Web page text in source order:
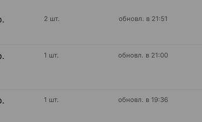
2 шт. обновл. в 21:51
1 шт. обновл. в 21:00
1 шт. обновл. в 19:36